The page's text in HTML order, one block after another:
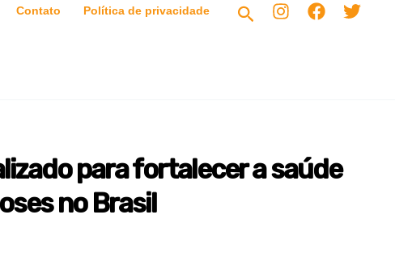
Contato Política de privacidade Pesquisar
para fortalecer a saúde
no Brasil